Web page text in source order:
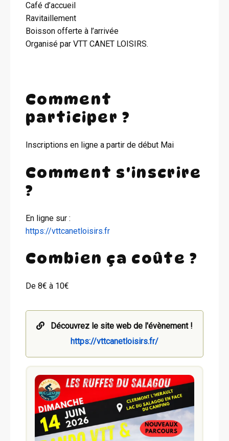
Café d’accueil
Ravitaillement
Boisson offerte à l’arrivée
Organisé par VTT CANET LOISIRS.
Comment
participer ?
Inscriptions en ligne a partir de début Mai
Comment s'inscrire
?
En ligne sur :
https://vttcanetloisirs.fr
Combien ça coûte ?
De 8€ à 10€
Découvrez le site web de l'évènement !
https://vttcanetloisirs.fr/